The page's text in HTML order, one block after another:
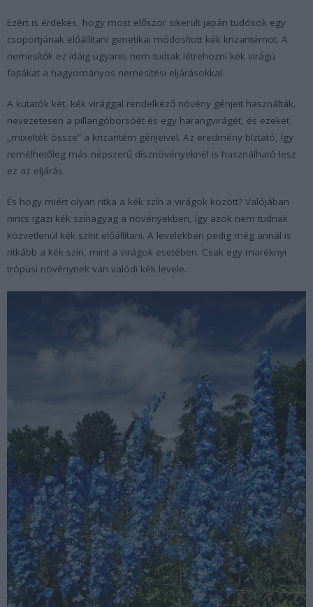
Ezért is érdekes, hogy most először sikerült japán tudósok egy
csoportjának előállítani genetikai módosított kék krizantémot. A
nemesítők ez idáig ugyanis nem tudtak létrehozni kék virágú
fajtákat a hagyományos nemesítési eljárásokkal.
A kutatók két, kék virággal rendelkező növény génjeit használták,
nevezetesen a pillangóborsóét és egy harangvirágét, és ezeket
„mixelték össze” a krizantém génjeivel. Az eredmény bíztató, így
remélhetőleg más népszerű dísznövényeknél is használható lesz
ez az eljárás.
És hogy miért olyan ritka a kék szín a virágok között? Valójában
nincs igazi kék színagyag a növényekben, így azok nem tudnak
közvetlenül kék színt előállítani. A levelekben pedig még annál is
ritkább a kék szín, mint a virágok esetében. Csak egy maréknyi
trópusi növénynek van valódi kék levele.